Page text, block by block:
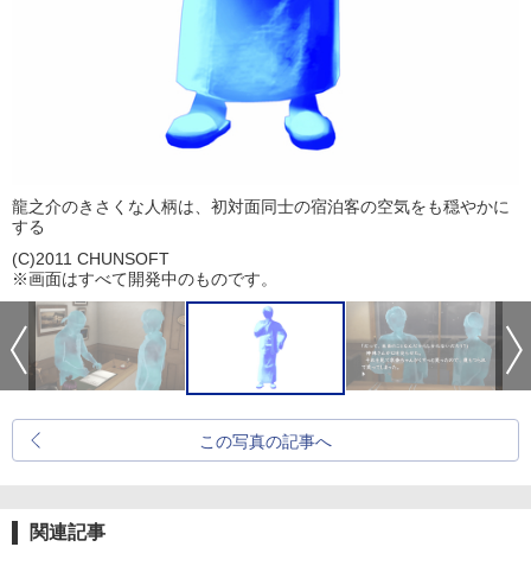
龍之介のきさくな人柄は、初対面同士の宿泊客の空気をも穏やかに
する
(C)2011 CHUNSOFT
※画面はすべて開発中のものです。
この写真の記事へ
関連記事